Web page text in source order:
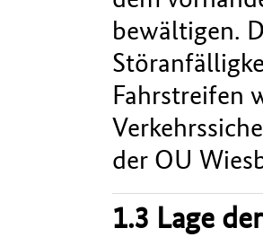
bewältigen.
Fahrstreifen
der OU
1.3 Lage